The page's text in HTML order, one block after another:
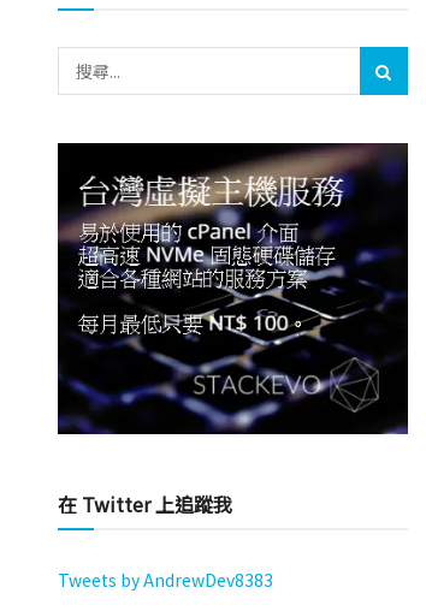
在 Twitter 上追蹤我
Tweets by AndrewDev8383